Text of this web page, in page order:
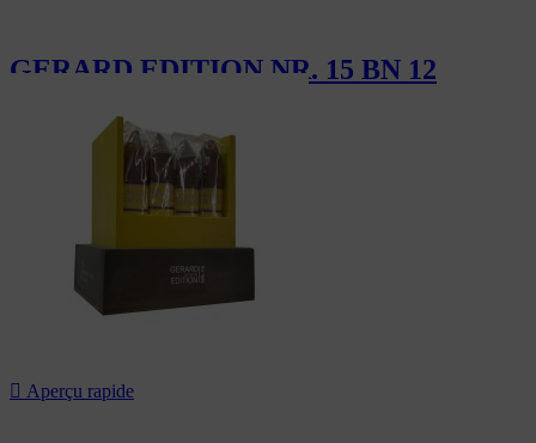
GERARD EDITION NR. 15 BN 12
 Aperçu rapide